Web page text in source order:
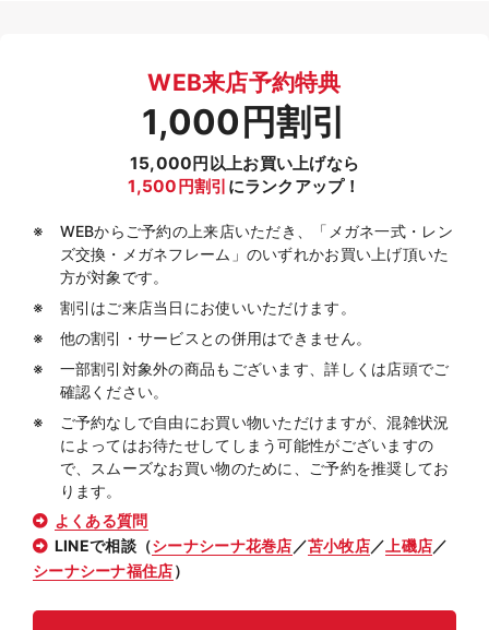
WEB来店予約特典
1,000円割引
15,000円以上お買い上げなら
1,500円割引 にランクアップ！
WEBからご予約の上来店いただき、「メガネ一式・レン
ズ交換・メガネフレーム」のいずれかお買い上げ頂いた
方が対象です。
割引はご来店当日にお使いいただけます。
他の割引・サービスとの併用はできません。
一部割引対象外の商品もございます、詳しくは店頭でご
確認ください。
ご予約なしで自由にお買い物いただけますが、混雑状況
によってはお待たせしてしまう可能性がございますの
で、スムーズなお買い物のために、ご予約を推奨してお
ります。
よくある質問
LINEで相談（シーナシーナ花巻店 ／苫小牧店／ 上磯店／
シーナシーナ福住店）